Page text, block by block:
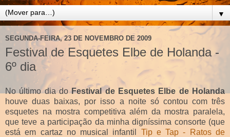
▼
SEGUNDA-FEIRA, 23 DE NOVEMBRO DE 2009
Festival de Esquetes Elbe de Holanda -
6º dia
No último dia doFestival de Esquetes Elbe de Holanda
houve duas baixas, por isso a noite só contou com três
esquetes na mostra competitiva além da mostra paralela,
que teve a participação da minha digníssima consorte (que
está em cartaz no musical infantil Tip e Tap - Ratos de